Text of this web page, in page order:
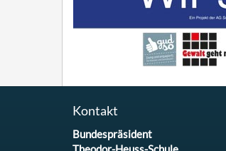
Kontakt
Bundespräsident